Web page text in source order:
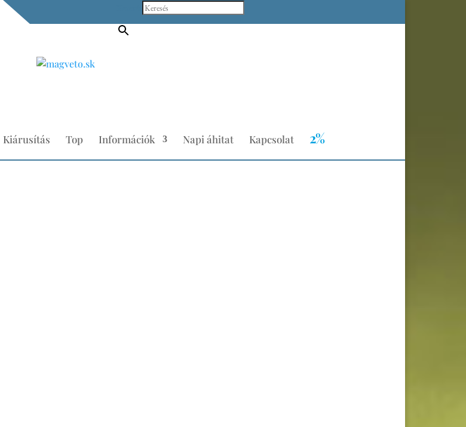
Kiárusítás Top Információk Napi áhitat Kapcsolat 2%